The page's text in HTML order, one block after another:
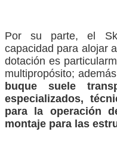
Por su parte, el
capacidad para alojar
dotación es
multipropósito;
buque suele
especializados,
para la operación
montaje para las